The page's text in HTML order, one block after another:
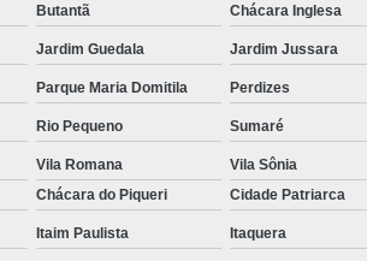
Butantã Chácara Inglesa
Jardim Guedala Jardim Jussara
Parque Maria Domitila Perdizes
Rio Pequeno Sumaré
Vila Romana Vila Sônia
Chácara do Piqueri Cidade Patriarca
Itaim Paulista Itaquera